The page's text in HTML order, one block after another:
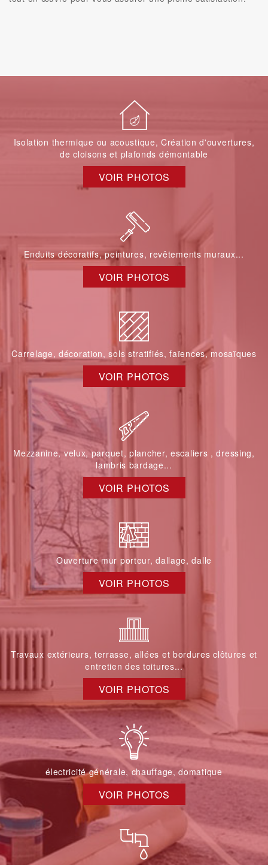
Isolation thermique ou acoustique, Création d'ouvertures,
de cloisons et plafonds démontable
VOIR PHOTOS
Enduits décoratifs, peintures, revêtements muraux...
VOIR PHOTOS
Carrelage, décoration, sols stratifiés, faïences, mosaïques
VOIR PHOTOS
Mezzanine, velux, parquet, plancher, escaliers , dressing,
lambris bardage...
VOIR PHOTOS
Ouverture mur porteur, dallage, dalle
VOIR PHOTOS
Travaux extérieurs, terrasse, allées et bordures clôtures et
entretien des toitures...
VOIR PHOTOS
électricité générale, chauffage, domatique
VOIR PHOTOS